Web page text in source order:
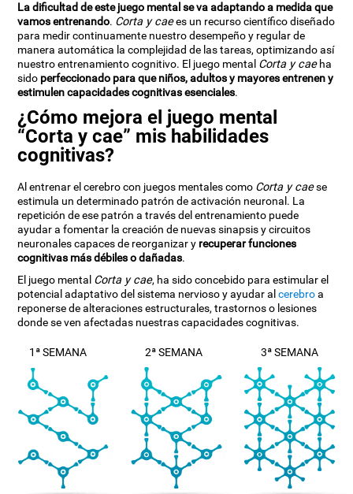
La dificultad de este juego mental se va adaptando a medida que
vamos entrenando. Corta y caees un recurso científico diseñado
para medir continuamente nuestro desempeño y regular de
manera automática la complejidad de las tareas, optimizando así
nuestro entrenamiento cognitivo. El juego mental Corta y caeha
sido perfeccionado para que niños, adultos y mayores entrenen y
estimulen capacidades cognitivas esenciales.
¿Cómo mejora el juego mental
“Corta y cae” mis habilidades
cognitivas?
Al entrenar el cerebro con juegos mentales como Corta y caese
estimula un determinado patrón de activación neuronal. La
repetición de ese patrón a través del entrenamiento puede
ayudar a fomentar la creación de nuevas sinapsis y circuitos
neuronales capaces de reorganizar y recuperar funciones
cognitivas más débiles o dañadas.
El juego mental Corta y cae, ha sido concebido para estimular el
potencial adaptativo del sistema nervioso y ayudar alcerebroa
reponerse de alteraciones estructurales, trastornos o lesiones
donde se ven afectadas nuestras capacidades cognitivas.
1ª SEMANA 2ª SEMANA 3ª SEMANA